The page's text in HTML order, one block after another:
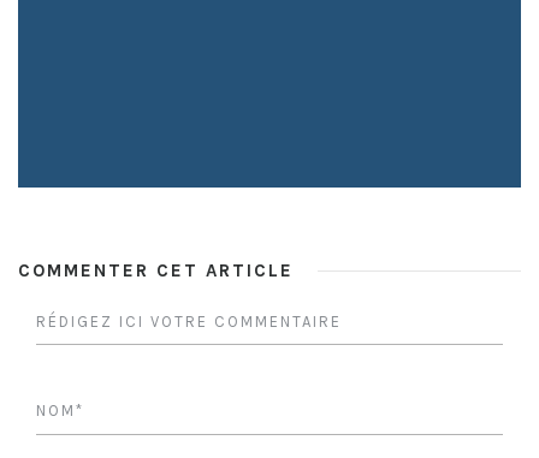
COMMENTER CET ARTICLE